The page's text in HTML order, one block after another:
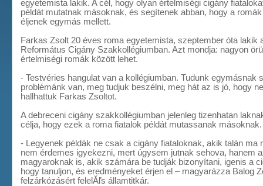
egyetemista lakik. A cél, hogy olyan értelmiségi cigány
példát mutatnak másoknak, és segítenek abban, hogy a
éljenek egymás mellett.
Farkas Zsolt 20 éves roma egyetemista, szeptember óta lakik
Református Cigány Szakkollégiumban. Azt mondja: nagyon
értelmiségi romák között lehet.
- Testvéries hangulat van a kollégiumban. Tudunk egymásnak
problémánk van, meg tudjuk beszélni, meg hát az is jó, hogy
hallhattuk Farkas Zsoltot.
A debreceni cigány szakkollégiumban jelenleg tizenhatan
célja, hogy ezek a roma fiatalok példát mutassanak másoknak.
- Legyenek példák ne csak a cigány fiataloknak, akik talán ma
nem érdemes igyekezni, mert úgysem jutnak sehova, hanem
magyaroknak is, akik számára be tudják bizonyítani, igenis a
hogy tanuljon, és eredményeket érjen el – magyarázza Balog
felzárkózásért felelĂľs államtitkár.